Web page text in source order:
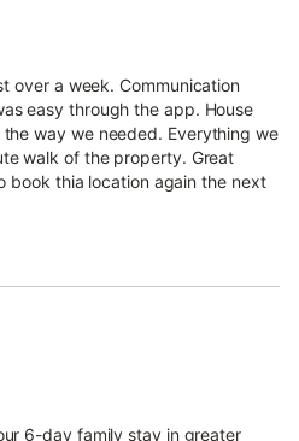
over a week. Communication
easy through the app. House
way we needed. Everything we
walk of the property. Great
book thia location again the next
6-day family stay in greater